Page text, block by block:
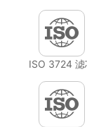
ISO 3724 滤